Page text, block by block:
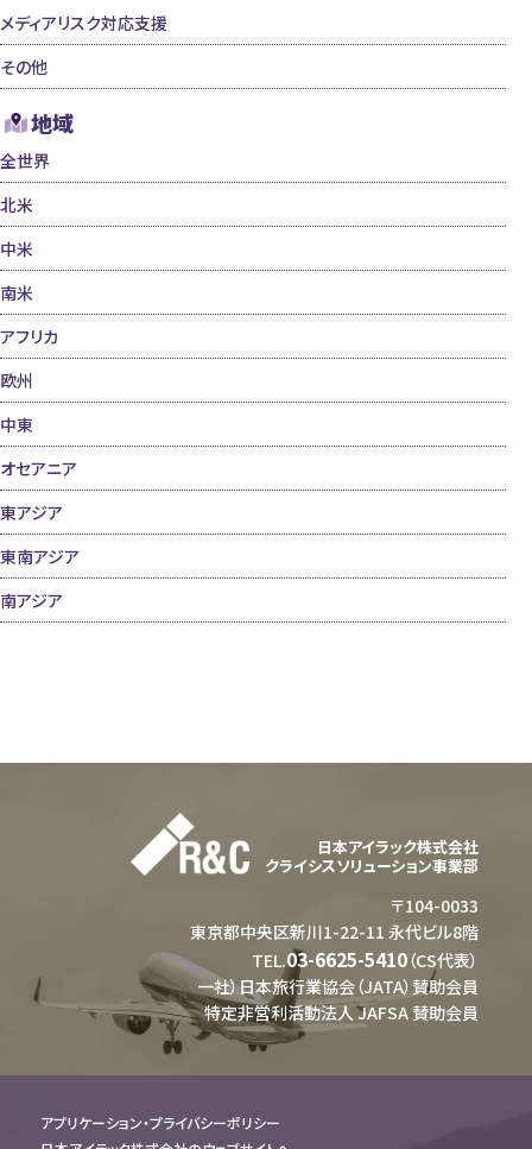
メディアリスク対応支援
その他
地域
全世界
北米
中米
南米
アフリカ
欧州
中東
オセアニア
東アジア
東南アジア
南アジア
日本アイラック株式会社
クライシスソリューション事業部
〒104-0033
東京都中央区新川1-22-11 永代ビル8階
TEL.03-6625-5410 （CS代表）
一社）日本旅行業協会（JATA）賛助会員
特定非営利活動法人 JAFSA 賛助会員
アプリケーション・プライバシーポリシー